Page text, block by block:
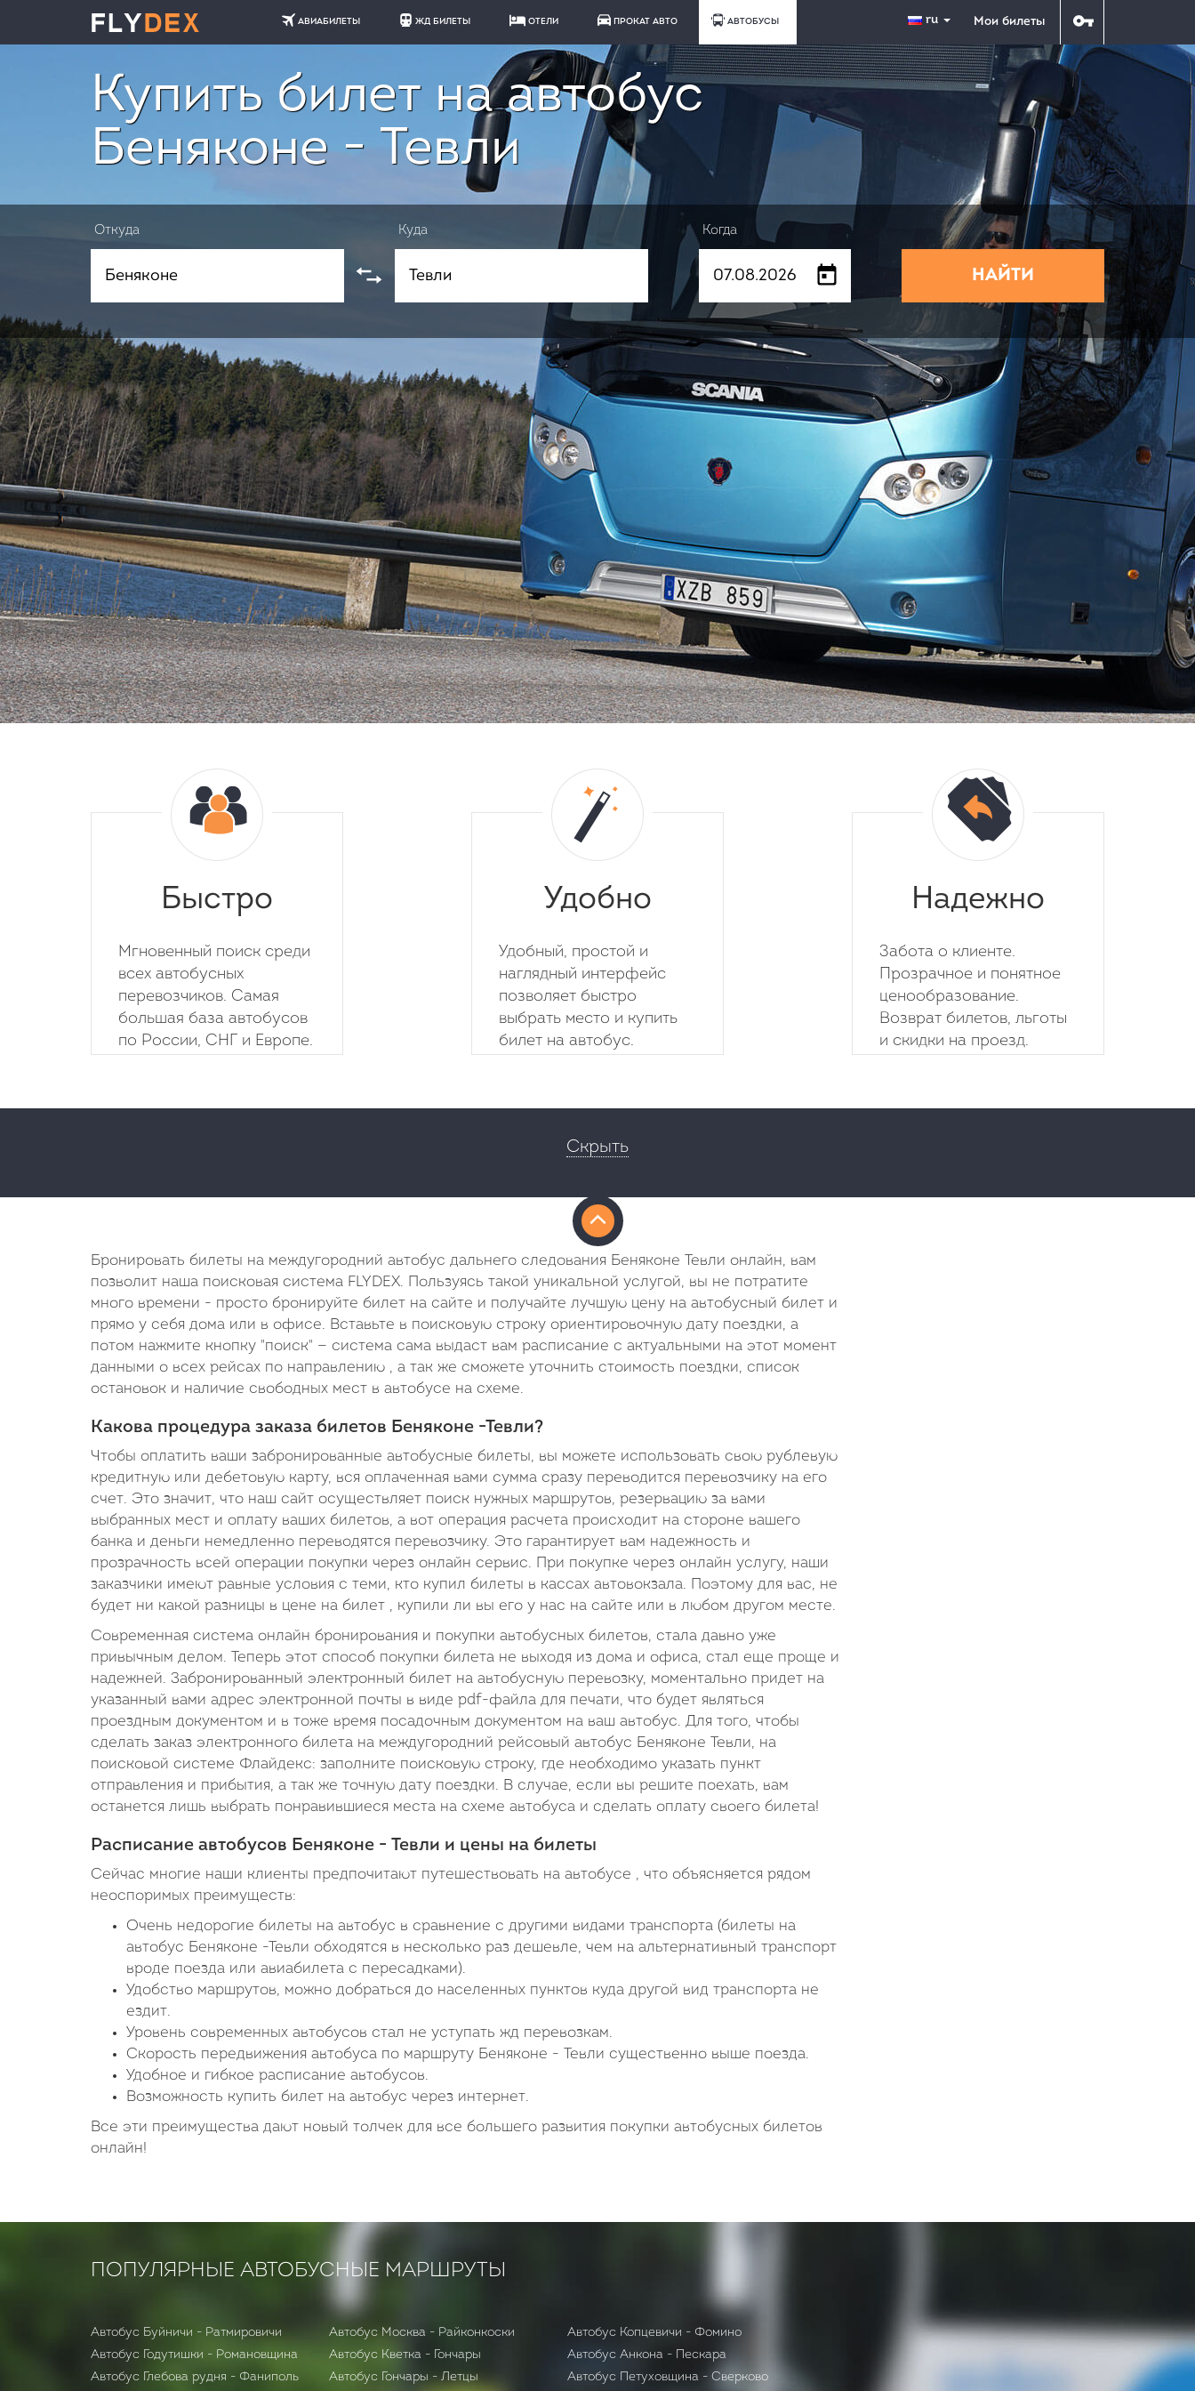
АВИАБИЛЕТЫ ЖД БИЛЕТЫ ОТЕЛИ ПРОКАТ АВТО АВТОБУСЫ ru Мои билеты
Купить билет на автобус
Беняконе - Тевли
Откуда Куда Когда
НАЙТИ
Быстро
Мгновенный поиск среди
всех автобусных
перевозчиков. Самая
большая база автобусов
по России, СНГ и Европе.
Удобно
Удобный, простой и
наглядный интерфейс
позволяет быстро
выбрать место и купить
билет на автобус.
Надежно
Забота о клиенте.
Прозрачное и понятное
ценообразование.
Возврат билетов, льготы
и скидки на проезд.
Скрыть
Бронировать билеты на междугородний автобус дальнего следования Беняконе Тевли онлайн, вам
позволит наша поисковая система FLYDEX. Пользуясь такой уникальной услугой, вы не потратите
много времени - просто бронируйте билет на сайте и получайте лучшую цену на автобусный билет и
прямо у себя дома или в офисе. Вставьте в поисковую строку ориентировочную дату поездки, а
потом нажмите кнопку "поиск" — система сама выдаст вам расписание с актуальными на этот момент
данными о всех рейсах по направлению , а так же сможете уточнить стоимость поездки, список
остановок и наличие свободных мест в автобусе на схеме.
Какова процедура заказа билетов Беняконе -Тевли?
Чтобы оплатить ваши забронированные автобусные билеты, вы можете использовать свою рублевую
кредитную или дебетовую карту, вся оплаченная вами сумма сразу переводится перевозчику на его
счет. Это значит, что наш сайт осуществляет поиск нужных маршрутов, резервацию за вами
выбранных мест и оплату ваших билетов, а вот операция расчета происходит на стороне вашего
банка и деньги немедленно переводятся перевозчику. Это гарантирует вам надежность и
прозрачность всей операции покупки через онлайн сервис. При покупке через онлайн услугу, наши
заказчики имеют равные условия с теми, кто купил билеты в кассах автовокзала. Поэтому для вас, не
будет ни какой разницы в цене на билет , купили ли вы его у нас на сайте или в любом другом месте.
Современная система онлайн бронирования и покупки автобусных билетов, стала давно уже
привычным делом. Теперь этот способ покупки билета не выходя из дома и офиса, стал еще проще и
надежней. Забронированный электронный билет на автобусную перевозку, моментально придет на
указанный вами адрес электронной почты в виде pdf-файла для печати, что будет являться
проездным документом и в тоже время посадочным документом на ваш автобус. Для того, чтобы
сделать заказ электронного билета на междугородний рейсовый автобус Беняконе Тевли, на
поисковой системе Флайдекс: заполните поисковую строку, где необходимо указать пункт
отправления и прибытия, а так же точную дату поездки. В случае, если вы решите поехать, вам
останется лишь выбрать понравившиеся места на схеме автобуса и сделать оплату своего билета!
Расписание автобусов Беняконе - Тевли и цены на билеты
Сейчас многие наши клиенты предпочитают путешествовать на автобусе , что объясняется рядом
неоспоримых преимуществ:
Очень недорогие билеты на автобус в сравнение с другими видами транспорта (билеты на
автобус Беняконе -Тевли обходятся в несколько раз дешевле, чем на альтернативный транспорт
вроде поезда или авиабилета с пересадками).
Удобство маршрутов, можно добраться до населенных пунктов куда другой вид транспорта не
ездит.
Уровень современных автобусов стал не уступать жд перевозкам.
Скорость передвижения автобуса по маршруту Беняконе - Тевли существенно выше поезда.
Удобное и гибкое расписание автобусов.
Возможность купить билет на автобус через интернет.
Все эти преимущества дают новый толчек для все большего развития покупки автобусных билетов
онлайн!
ПОПУЛЯРНЫЕ АВТОБУСНЫЕ МАРШРУТЫ
Автобус Буйничи - Ратмировичи
Автобус Годутишки - Романовщина
Автобус Глебова рудня - Фаниполь
Автобус Москва - Райконкоски
Автобус Кветка - Гончары
Автобус Гончары - Летцы
Автобус Копцевичи - Фомино
Автобус Анкона - Пескара
Автобус Петуховщина - Сверково